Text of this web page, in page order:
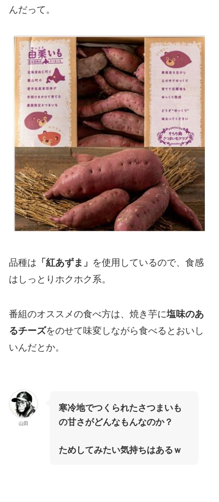
んだって。
品種は 「紅あずま」 を使用しているので、食感
はしっとりホクホク系。
番組のオススメの食べ方は、焼き芋に塩味のあ
るチーズをのせて味変しながら食べるとおいし
いんだとか。
山田
寒冷地でつくられたさつまいも
の甘さがどんなもんなのか？
ためしてみたい気持ちはあるｗ